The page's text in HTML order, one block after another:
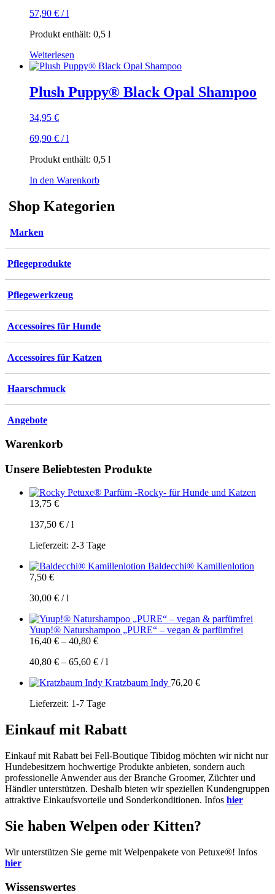
57,90 € /l
Produkt enthält: 0,5 l
Weiterlesen
Plush Puppy® Black Opal Shampoo
34,95 €
69,90 € /l
Produkt enthält: 0,5 l
In den Warenkorb
Shop Kategorien
Marken
Pflegeprodukte
Pflegewerkzeug
Accessoires für Hunde
Accessoires für Katzen
Haarschmuck
Angebote
Warenkorb
Unsere Beliebtesten Produkte
Petuxe® Parfüm -Rocky- für Hunde und Katzen
13,75 €
137,50 € /l
Lieferzeit: 2-3 Tage
Baldecchi® Kamillenlotion
7,50 €
30,00 € /l
Yuup!® Naturshampoo „PURE“ – vegan & parfümfrei
16,40 € – 40,80 €
40,80 € – 65,60 € /l
Kratzbaum Indy 76,20 €
Lieferzeit: 1-7 Tage
Einkauf mit Rabatt
Einkauf mit Rabatt bei Fell-Boutique Tibidog möchten wir nicht nur
Hundebesitzern hochwertige Produkte anbieten, sondern auch
professionelle Anwender aus der Branche Groomer, Züchter und
Händler unterstützen. Deshalb bieten wir speziellen Kundengruppen
attraktive Einkaufsvorteile und Sonderkonditionen. Infos hier
Sie haben Welpen oder Kitten?
Wir unterstützen Sie gerne mit Welpenpakete von Petuxe®! Infos
hier
Wissenswertes